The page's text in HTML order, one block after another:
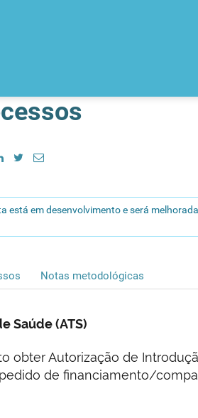
está em desenvolvimento e será
Notas metodológicas
Saúde (ATS)
obter Autorização de
de financiamento/